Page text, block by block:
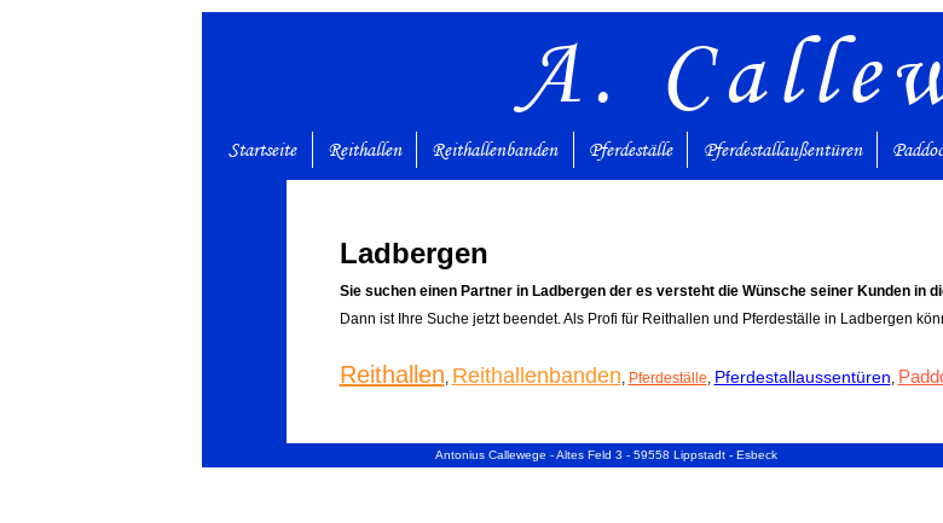
A.
Startseite Reithallen Reithallenbanden Pferdeställe Pferdestallaußentüren
Ladbergen
Sie suchen einen Partner in Ladbergen der es versteht die Wünsche seiner Kunden in
Dann ist Ihre Suche jetzt beendet. Als Profi für Reithallen und Pferdeställe in Ladbergen
Reithallen Reithallenbanden Pferdeställe Pferdestallaussentüren
Antonius Callewege - Altes Feld 3 - 59558 Lippstadt - Esbeck